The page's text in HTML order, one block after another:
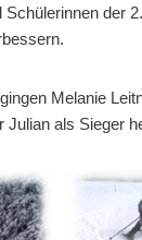
Schülerinnen der
Melanie
Julian als Sieger